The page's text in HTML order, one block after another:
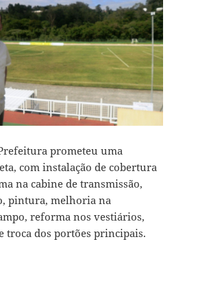
prometeu uma
com instalação de cobertura
na cabine de transmissão,
pintura, melhoria na
reforma nos vestiários,
troca dos portões principais.